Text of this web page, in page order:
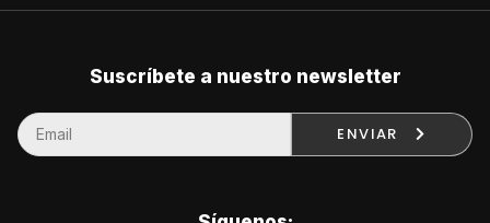
Suscríbete a nuestro newsletter
ENVIAR